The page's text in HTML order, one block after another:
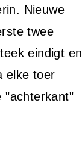
Nieuwe
twee
eindigt en
elke toer
"achterkant"